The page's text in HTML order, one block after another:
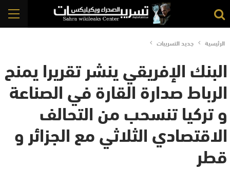
الرئيسية جديد التسريبات
البنك الإفريقي ينشر تقريرا يمنح
الرباط صدارة القارة في الصناعة
و تركيا تنسحب من التحالف
الاقتصادي الثلاثي مع الجزائر و
قطر